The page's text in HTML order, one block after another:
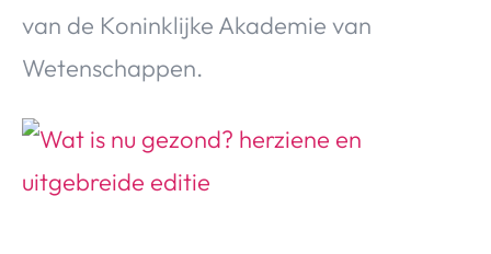
van de Koninklijke Akademie van
Wetenschappen.